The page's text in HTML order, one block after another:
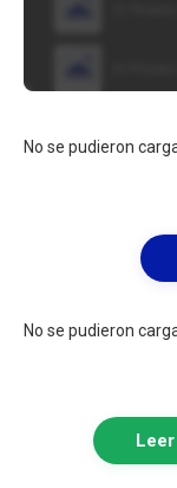
No se pudieron
No se pudieron